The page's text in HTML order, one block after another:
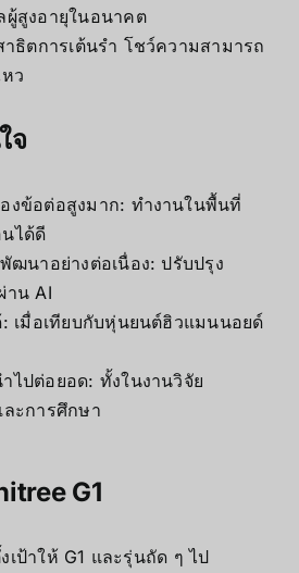
ผู้สูงอายุในอนาคต
ธิตการเต้นรำ โชว์ความสามารถ
ว
จ
งข้อต่อสูงมาก: ทำงานในพื้นที่
ได้ดี
ฒนาอย่างต่อเนื่อง: ปรับปรุง
าน AI
: เมื่อเทียบกับหุ่นยนต์ฮิวแมนนอยด์
ไปต่อยอด: ทั้งในงานวิจัย
ะการศึกษา
G1
เป้าให้ G1 และรุ่นถัด ๆ ไป